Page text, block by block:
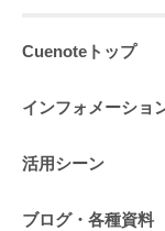
Cuenoteトップ
インフォメーショ
活用シーン
ブログ・各種資料